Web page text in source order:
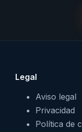
Legal
Aviso legal
Privacidad
Política de